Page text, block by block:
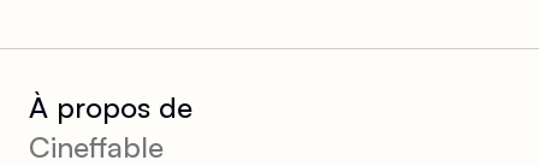
À propos de
Cineffable